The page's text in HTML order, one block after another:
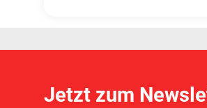
Jetzt zum